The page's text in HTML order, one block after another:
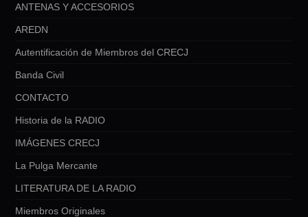
ANTENAS Y ACCESORIOS
AREDN
Autentificación de Miembros del CRECJ
Banda Civil
CONTACTO
Historia de la RADIO
IMÁGENES CRECJ
La Pulga Mercante
LITERATURA DE LA RADIO
Miembros Originales